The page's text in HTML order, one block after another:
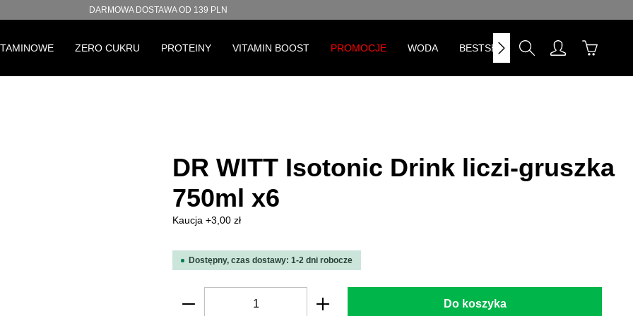
DARMOWA DOSTAWA OD 139 PLN
ZERO CUKRU PROTEINY VITAMIN BOOST PROMOCJE WODA BESTSELLERY
DR WITT Isotonic Drink liczi-gruszka
750ml x6
Kaucja +3,00 zł
Dostępny, czas dostawy: 1-2 dni robocze
Ilość produktu: Wprowadź żądaną ilość lub użyj
Do koszyka